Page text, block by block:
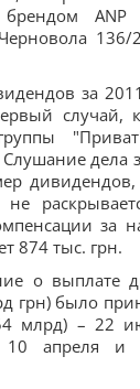
ANP
за
случай,
дела
за
874 тыс. грн.
о выплате
грн) было
млрд) – 22
10 апреля и